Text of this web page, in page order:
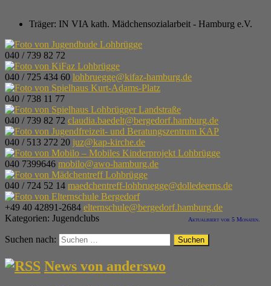
Träger: IN VIA kath. Mädchensozialarbeit - Hamburg e.V.
040 / 739 82 72
040 / 725 434 60 lohbruegge@kifaz-hamburg.de
040 / 738 11 77
040 / 739 82 72 claudia.baedelt@bergedorf.hamburg.de
040 / 513 272 20 juz@kap-kirche.de
040 7399646 mobilo@awo-hamburg.de
040 / 724 52 14 maedchentreff-lohbruegge@dolledeerns.de
+49 40 42891-2684 elternschule@bergedorf.hamburg.de
Kategorien: Jugendclubs Aktualisiert vor 5 Monaten.
Suchen nach:
News von anderswo